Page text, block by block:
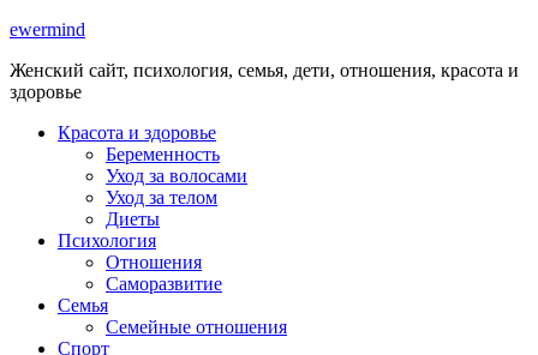
ewermind
Женский сайт, психология, семья, дети, отношения, красота и
здоровье
Красота и здоровье
Беременность
Уход за волосами
Уход за телом
Диеты
Психология
Отношения
Саморазвитие
Семья
Семейные отношения
Спорт